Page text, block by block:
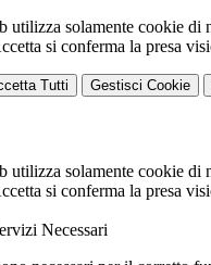
utilizza solamente cookie di
si conferma la presa
Tutti Gestisci Cookie
utilizza solamente cookie di
si conferma la presa
Necessari